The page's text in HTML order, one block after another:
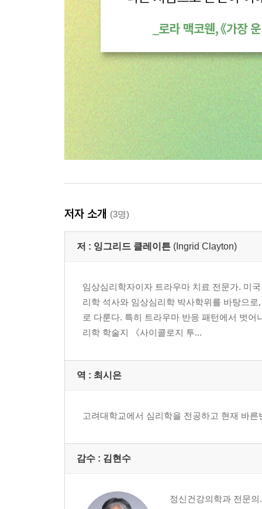
저자 소개 (3명)
저 : 잉그리드 클레이튼 (Ingrid Clayton)
임상심리학자이자 트라우마 치료 전문가. 미
리학 석사와 임상심리학 박사학위를 바탕으
로 다룬다. 특히 트라우마 반응 패턴에서 벗
리학 학술지 《사이콜로지 투...
역 : 최시은
고려대학교에서 심리학을 전공하고 현재 바
감수 : 김현수
정신건강의학과 전문